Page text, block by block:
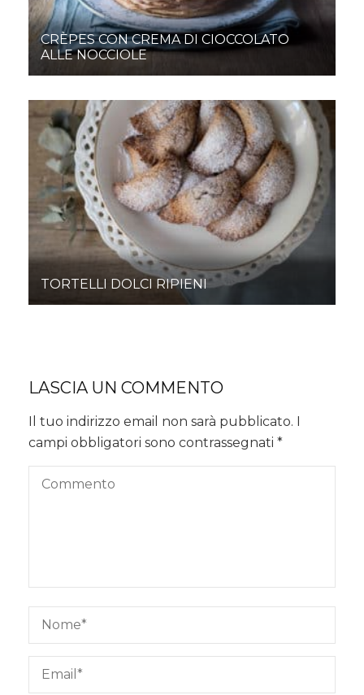
CRÈPES CON CREMA DI CIOCCOLATO
ALLE NOCCIOLE
TORTELLI DOLCI RIPIENI
LASCIA UN COMMENTO
Il tuo indirizzo email non sarà pubblicato.
campi obbligatori sono contrassegnati *